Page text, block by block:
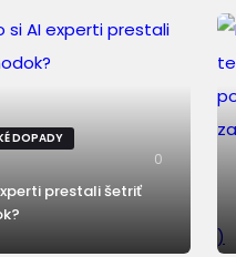
DOPADY
0
prestali šetriť
)